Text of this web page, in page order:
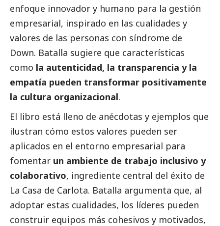
enfoque innovador y humano para la gestión
empresarial, inspirado en las cualidades y
valores de las personas con síndrome de
Down. Batalla sugiere que características
como la autenticidad, la transparencia y la
empatía pueden transformar positivamente
la cultura organizacional.
El libro está lleno de anécdotas y ejemplos que
ilustran cómo estos valores pueden ser
aplicados en el entorno empresarial para
fomentar un ambiente de trabajo inclusivo y
colaborativo, ingrediente central del éxito de
La Casa de Carlota. Batalla argumenta que, al
adoptar estas cualidades, los líderes pueden
construir equipos más cohesivos y motivados,